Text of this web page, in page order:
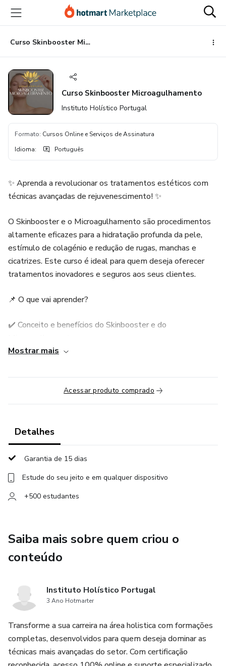
para
conteúdo
principal
para
pagamento
para
rodapé
Curso Skinbooster Microagulhamento
Curso Skinbooster Microagulhamento
Instituto Holístico Portugal
Formato: Cursos Online e Serviços de Assinatura
Idioma: Português
✨ Aprenda a revolucionar os tratamentos estéticos com
técnicas avançadas de rejuvenescimento! ✨
O Skinbooster e o Microagulhamento são procedimentos
altamente eficazes para a hidratação profunda da pele,
estímulo de colagénio e redução de rugas, manchas e
cicatrizes. Este curso é ideal para quem deseja oferecer
tratamentos inovadores e seguros aos seus clientes.
📌 O que vai aprender?
✔️ Conceito e benefícios do Skinbooster e do
✔️ Técnicas de aplicação e protocolos personalizados
resultados
✔️ Como estruturar o serviço e atrair mais clientes
📜 Certificação profissional ao final do curso
💆‍♀️ Torne-se especialista em rejuvenescimento facial e
Mostrar mais
Acessar produto comprado
Detalhes
Garantia de 15 dias
Estude do seu jeito e em qualquer dispositivo
+500 estudantes
Saiba mais sobre quem criou o
conteúdo
Instituto Holístico Portugal
3 Ano Hotmarter
Transforme a sua carreira na área holistica com formações
completas, desenvolvidos para quem deseja dominar as
técnicas mais avançadas do setor. Com certificação